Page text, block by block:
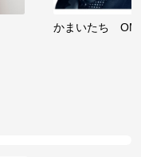
かまいたち